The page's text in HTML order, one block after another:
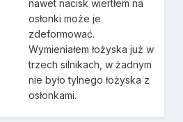
nawet nacisk wiertłem na
osłonki może je
zdeformować.
Wymieniałem łożyska już w
trzech silnikach, w żadnym
nie było tylnego łożyska z
osłonkami.